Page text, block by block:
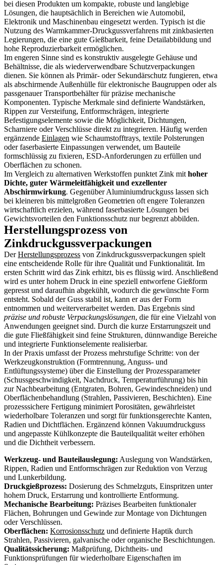
bei diesen Produkten um kompakte, robuste und langlebige
Lösungen, die hauptsächlich in Bereichen wie Automobil,
Elektronik und Maschinenbau eingesetzt werden. Typisch ist die
Nutzung des Warmkammer-Druckgussverfahrens mit zinkbasierten
Legierungen, die eine gute Gießbarkeit, feine Detailabbildung und
hohe Reproduzierbarkeit ermöglichen.
Im engeren Sinne sind es konstruktiv ausgelegte Gehäuse und
Behältnisse, die als wiederverwendbare Schutzverpackungen
dienen. Sie können als Primär- oder Sekundärschutz fungieren, etwa
als abschirmende Außenhülle für elektronische Baugruppen oder als
passgenauer Transportbehälter für präzise mechanische
Komponenten. Typische Merkmale sind definierte Wandstärken,
Rippen zur Versteifung, Entformschrägen, integrierte
Befestigungselemente sowie die Möglichkeit, Dichtungen,
Scharniere oder Verschlüsse direkt zu integrieren. Häufig werden
ergänzende Einlagen wie Schaumstofftrays, textile Polsterungen
oder faserbasierte Einpassungen verwendet, um Bauteile
formschlüssig zu fixieren, ESD-Anforderungen zu erfüllen und
Oberflächen zu schonen.
Im Vergleich zu alternativen Werkstoffen punktet Zink mit hoher
Dichte, guter Wärmeleitfähigkeit und exzellenter
Abschirmwirkung. Gegenüber Aluminiumdruckguss lassen sich
bei kleineren bis mittelgroßen Geometrien oft engere Toleranzen
wirtschaftlich erzielen, während faserbasierte Lösungen bei
Gewichtsvorteilen den Funktionsschutz nur begrenzt abbilden.
Herstellungsprozess von
Zinkdruckgussverpackungen
DerHerstellungsprozess von Zinkdruckgussverpackungen spielt
eine entscheidende Rolle für ihre Qualität und Funktionalität. Im
ersten Schritt wird das Zink erhitzt, bis es flüssig wird. Anschließend
wird es unter hohem Druck in eine speziell entworfene Gießform
gepresst und daraufhin abgekühlt, wodurch die gewünschte Form
entsteht. Sobald der Guss stabil ist, kann er aus der Form
entnommen und weiterverarbeitet werden. Das Ergebnis sind
präzise und robuste Verpackungslösungen, die für eine Vielzahl von
Anwendungen geeignet sind. Durch die kurze Erstarrungszeit und
die gute Fließfähigkeit sind feine Strukturen, dünnwandige Bereiche
und integrierte Funktionselemente realisierbar.
In der Praxis umfasst der Prozess mehrstufige Schritte: von der
Werkzeugkonstruktion (Formtrennung, Anguss- und
Entlüftungssysteme) über die Einstellung der Prozessparameter
(Schussgeschwindigkeit, Nachdruck, Temperaturführung) bis hin
zur Nachbearbeitung (Entgraten, Bohren, Gewindeschneiden) und
Oberflächenbehandlung (Strahlen, Passivieren, Beschichten). Eine
prozesssichere Fertigung minimiert Porositäten, gewährleistet
wiederholbare Toleranzen und sorgt für funktionsgerechte Kanten,
Radien und Dichtflächen. Ergänzend können Vakuumdruckguss
und angepasste Kühlkonzepte die Bauteilqualität weiter erhöhen
und die Dichtheit verbessern.
Werkzeug- und Bauteilauslegung: Auslegung von Wandstärken,
Rippen, Radien und Entformschrägen zur Reduktion von Verzug
und Lunkerbildung.
Druckgießprozess: Dosierung des Schmelzguts, Einspritzen unter
hohem Druck, Erstarrung und kontrollierte Entformung.
Mechanische Bearbeitung: Präzises Bearbeiten funktionaler
Flächen, Bohrungen und Gewinde zur Montage von Dichtungen
oder Verschlüssen.
Oberflächen: Korrosionsschutz und definierte Haptik durch
Strahlen, Passivieren, galvanische oder organische Beschichtungen.
Qualitätssicherung: Maßprüfung, Dichtheits- und
Funktionsprüfungen für wiederholbare Eigenschaften im